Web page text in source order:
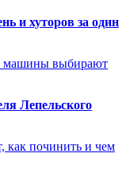
и хуторов за один
машины выбирают
Лепельского
как починить и чем